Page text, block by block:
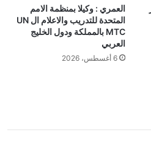
العمري : وكيلا بمنظمة الامم
المتحدة للتدريب والاعلام ال UN
MTC بالمملكة ودول الخليج
العربي
6 أغسطس، 2026